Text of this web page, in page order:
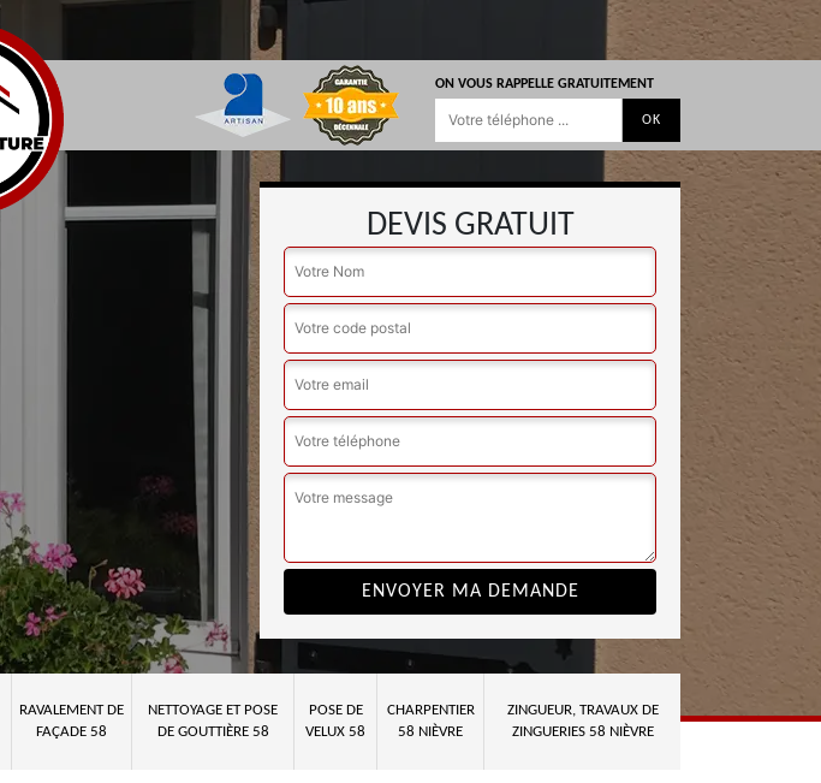
ON VOUS RAPPELLE GRATUITEMENT
DEVIS GRATUIT
RAVALEMENT DE
FAÇADE 58
NETTOYAGE ET POSE
DE GOUTTIÈRE 58
POSE DE
VELUX 58
CHARPENTIER
58 NIÈVRE
ZINGUEUR, TRAVAUX DE
ZINGUERIES 58 NIÈVRE